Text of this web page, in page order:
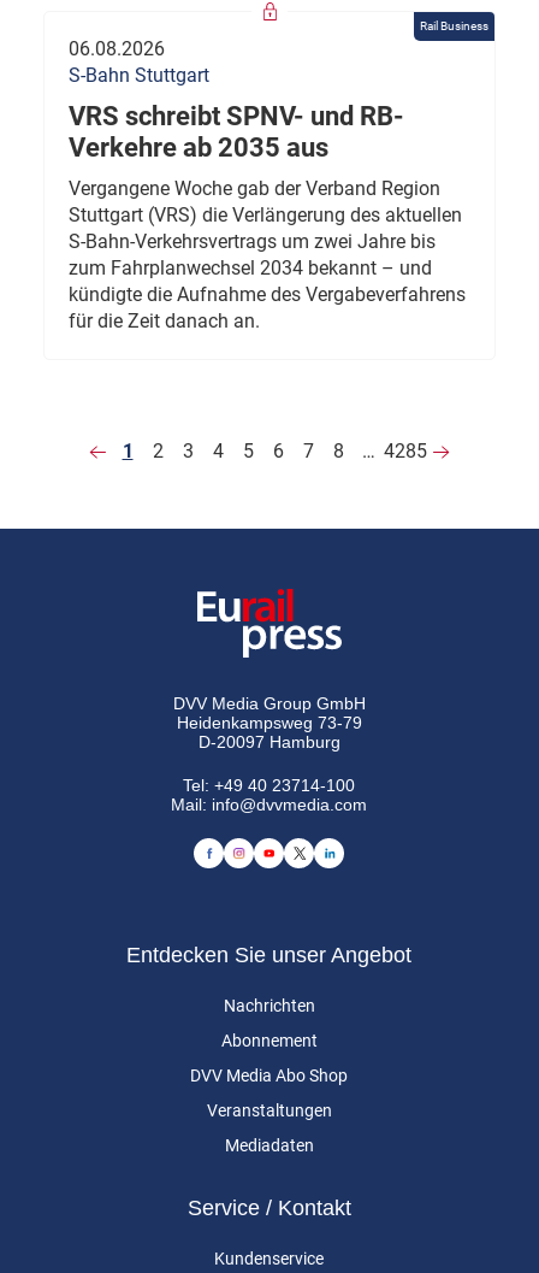
Rail Business
06.08.2026
S-Bahn Stuttgart
VRS schreibt SPNV- und RB-
Verkehre ab 2035 aus
Vergangene Woche gab der Verband Region
Stuttgart (VRS) die Verlängerung des aktuellen
S-Bahn-Verkehrsvertrags um zwei Jahre bis
zum Fahrplanwechsel 2034 bekannt – und
kündigte die Aufnahme des Vergabeverfahrens
für die Zeit danach an.
1 2 3 4 5 6 7 8 … 4285
DVV Media Group GmbH
Heidenkampsweg 73-79
D-20097 Hamburg
Tel:+49 40 23714-100
Mail: info@dvvmedia.com
Entdecken Sie unser Angebot
Nachrichten
Abonnement
DVV Media Abo Shop
Veranstaltungen
Mediadaten
Service / Kontakt
Kundenservice